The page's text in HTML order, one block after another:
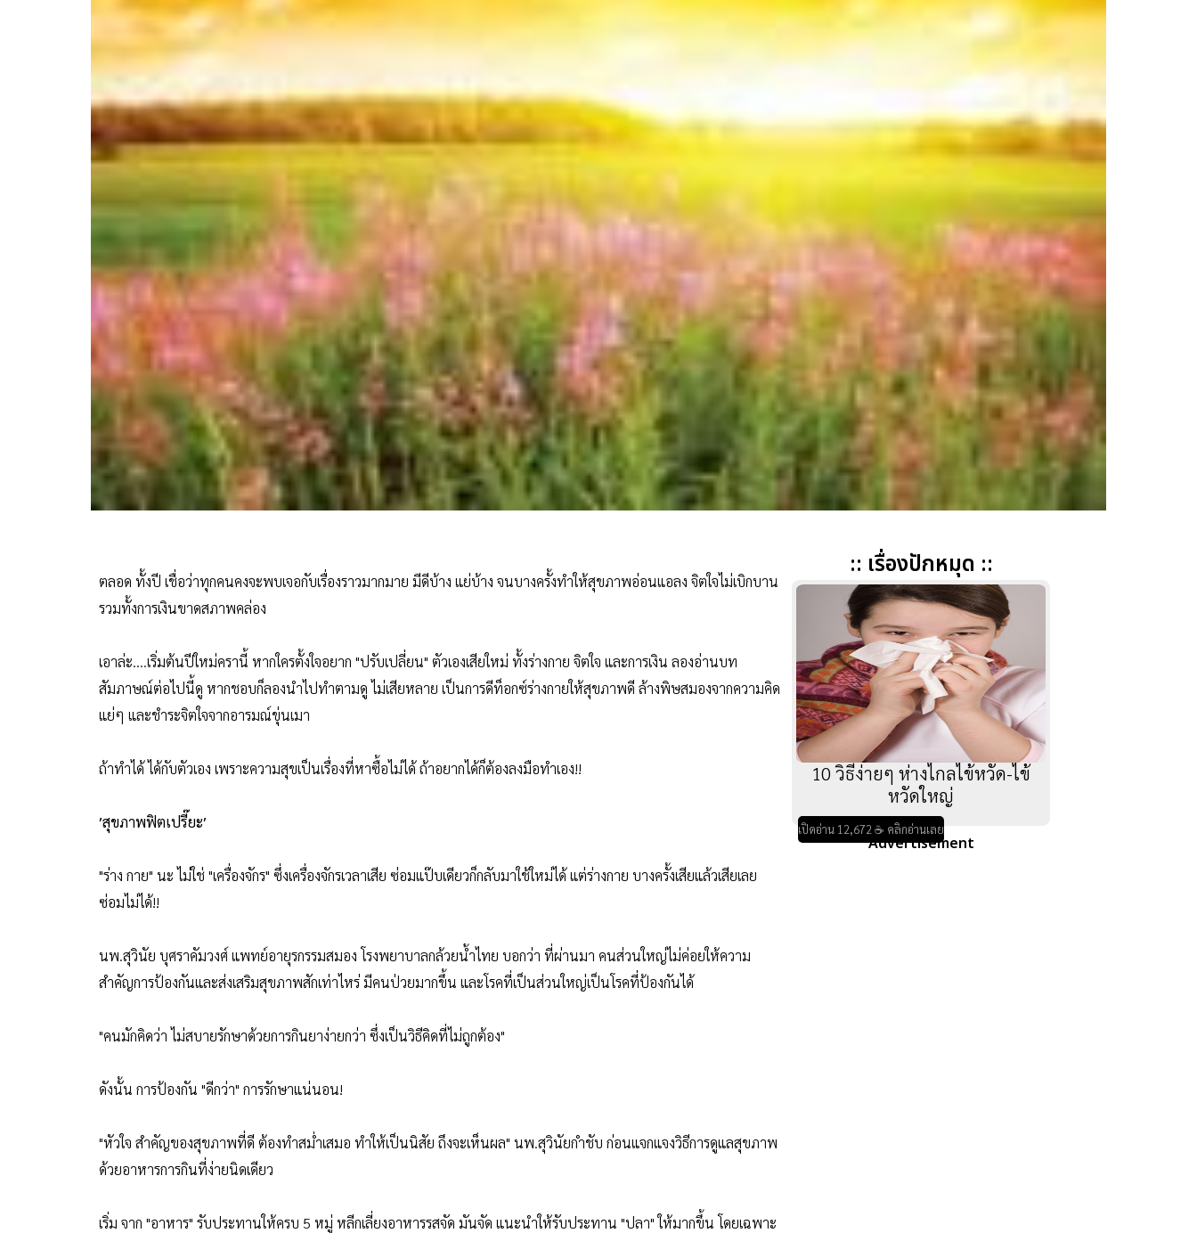
ตลอด ทั้งปี เชื่อว่าทุกคนคงจะพบเจอกับเรื่องราวมากมาย มีดีบ้าง แย่บ้าง จนบางครั้งทำให้สุขภาพอ่อนแอลง จิตใจไม่เบิกบาน
รวมทั้งการเงินขาดสภาพคล่อง
เอาล่ะ....เริ่มต้นปีใหม่ครานี้ หากใครตั้งใจอยาก "ปรับเปลี่ยน" ตัวเองเสียใหม่ ทั้งร่างกาย จิตใจ และการเงิน ลองอ่านบท
สัมภาษณ์ต่อไปนี้ดู หากชอบก็ลองนำไปทำตามดู ไม่เสียหลาย เป็นการดีท็อกซ์ร่างกายให้สุขภาพดี ล้างพิษสมองจากความคิด
แย่ๆ และชำระจิตใจจากอารมณ์ขุ่นเมา
ถ้าทำได้ ได้กับตัวเอง เพราะความสุขเป็นเรื่องที่หาซื้อไม่ได้ ถ้าอยากได้ก็ต้องลงมือทำเอง!!
′สุขภาพฟิตเปรี๊ยะ′
"ร่าง กาย" นะ ไม่ใช่ "เครื่องจักร" ซึ่งเครื่องจักรเวลาเสีย ซ่อมแป๊บเดียวก็กลับมาใช้ใหม่ได้ แต่ร่างกาย บางครั้งเสียแล้วเสียเลย
ซ่อมไม่ได้!!
นพ.สุวินัย บุศราคัมวงศ์ แพทย์อายุรกรรมสมอง โรงพยาบาลกล้วยน้ำไทย บอกว่า ที่ผ่านมา คนส่วนใหญ่ไม่ค่อยให้ความ
สำคัญการป้องกันและส่งเสริมสุขภาพสักเท่าไหร่ มีคนป่วยมากขึ้น และโรคที่เป็นส่วนใหญ่เป็นโรคที่ป้องกันได้
"คนมักคิดว่า ไม่สบายรักษาด้วยการกินยาง่ายกว่า ซึ่งเป็นวิธีคิดที่ไม่ถูกต้อง"
ดังนั้น การป้องกัน "ดีกว่า" การรักษาแน่นอน!
"หัวใจ สำคัญของสุขภาพที่ดี ต้องทำสม่ำเสมอ ทำให้เป็นนิสัย ถึงจะเห็นผล" นพ.สุวินัยกำชับ ก่อนแจกแจงวิธีการดูแลสุขภาพ
ด้วยอาหารการกินที่ง่ายนิดเดียว
เริ่ม จาก "อาหาร" รับประทานให้ครบ 5 หมู่ หลีกเลี่ยงอาหารรสจัด มันจัด แนะนำให้รับประทาน "ปลา" ให้มากขึ้น โดยเฉพาะ
:: เรื่องปักหมุด ::
10 วิธีง่ายๆ ห่างไกลไข้หวัด-ไข้
หวัดใหญ่
เปิดอ่าน 12,672 ☕ คลิกอ่านเลย
Advertisement